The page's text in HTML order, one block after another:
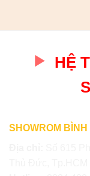
HỆ
SHOWROM